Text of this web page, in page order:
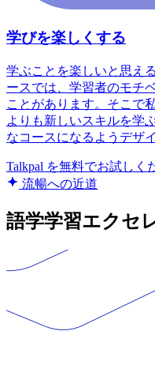
学びを楽しくする
学ぶことを楽しいと思え
ースでは、学習者のモチ
ことがあります。そこで
よりも新しいスキルを学
なコースになるようデザ
Talkpal を無料でお試しく
流暢への近道
語学学習エクセ